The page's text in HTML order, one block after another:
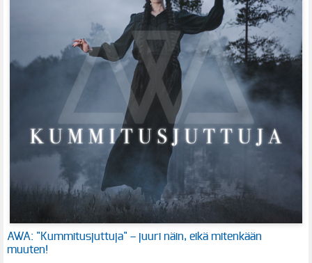
AWA: "Kummitusjuttuja" – juuri näin, eikä mitenkään
muuten!